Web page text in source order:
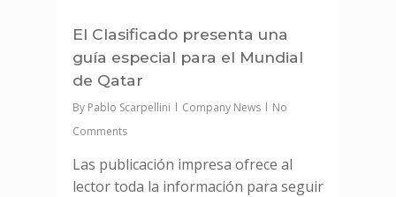
El Clasificado presenta una
guía especial para el Mundial
de Qatar
By Pablo Scarpellini Company News
No
Comments
Las publicación impresa ofrece al
lector toda la información para seguir